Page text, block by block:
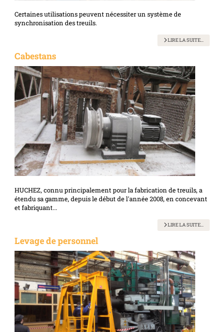
Certaines utilisations peuvent nécessiter un système de
synchronisation des treuils.
LIRE LA SUITE...
Cabestans
HUCHEZ, connu principalement pour la fabrication de treuils, a
étendu sa gamme, depuis le début de l'année 2008, en concevant
et fabriquant...
LIRE LA SUITE...
Levage de personnel